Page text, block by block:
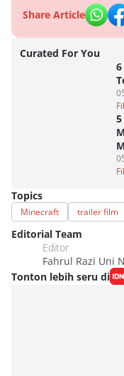
Share Article
Curated For You
Topics
Minecraft trailer film
Editorial Team
Editor
Fahrul Razi Uni
Tonton lebih seru di